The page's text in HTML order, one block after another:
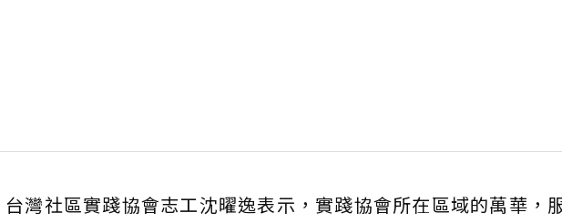
灣社區實踐協會志工沈曜逸表示，實踐協會所在區域的萬華，